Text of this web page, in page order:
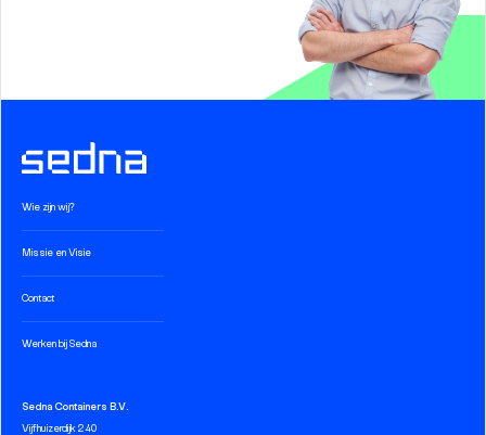
Wie zijn wij?
Missie en Visie
Contact
Werken bij Sedna
Sedna Containers B.V.
Vijfhuizerdijk 240